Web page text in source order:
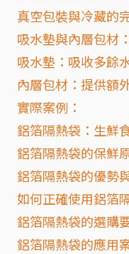
真空包裝與冷藏的
吸水墊與內層包材
吸水墊：吸收多餘
內層包材：提供額
實際案例：
鋁箔隔熱袋：生鮮
鋁箔隔熱袋的保鮮
鋁箔隔熱袋的優勢
如何正確使用鋁箔
鋁箔隔熱袋的選購
鋁箔隔熱袋的應用